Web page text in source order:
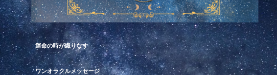
運命の時が織りなす
ワンオラクルメッセージ